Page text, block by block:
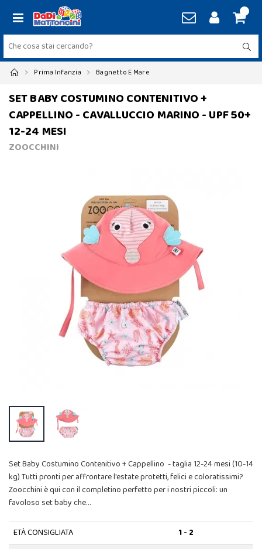
Prima Infanzia Bagnetto E Mare
SET BABY COSTUMINO CONTENITIVO +
CAPPELLINO - CAVALLUCCIO MARINO - UPF 50+
12-24 MESI
ZOOCCHINI
Set Baby Costumino Contenitivo + Cappellino - taglia 12-24 mesi (10-14
kg) Tutti pronti per affrontare l'estate protetti, felici e coloratissimi?
Zoocchini è qui con il completino perfetto per i nostri piccoli: un
favoloso set baby che…
ETÀ CONSIGLIATA
1 - 2